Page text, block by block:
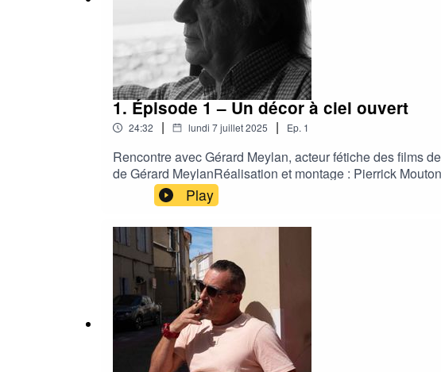
1. Épisode 1 – Un décor à ciel ouvert
24:32 | lundi 7 juillet 2025 | Ep. 1
Rencontre avec Gérard Meylan, acteur fétiche des films
de Gérard MeylanRéalisation et montage : Pierrick
Antonio Vivaldi – Concerto No. 4 in F minor, Op. 8, RV
(1997), réalisé par Robert Guédiguian
Play